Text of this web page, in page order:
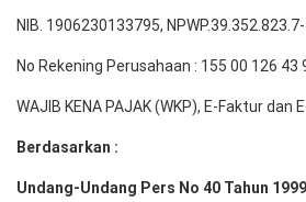
NIB. 1906230133795,
No Rekening Perusahaan : 155 00 126 43
WAJIB KENA PAJAK (WKP), E-Faktur dan
Berdasarkan :
Undang-Undang Pers No 40 Tahun 1999